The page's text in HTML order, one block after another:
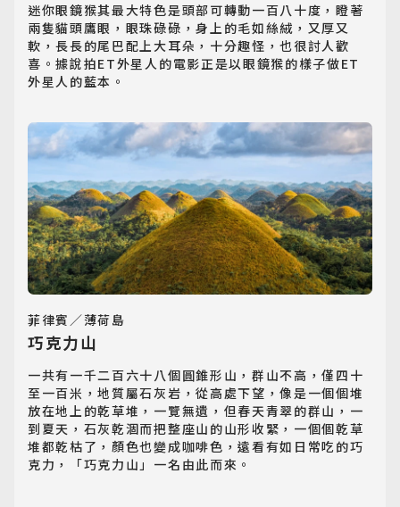
迷你眼鏡猴其最大特色是頭部可轉動一百八十度，瞪著
兩隻貓頭鷹眼，眼珠碌碌，身上的毛如絲絨，又厚又
軟，長長的尾巴配上大耳朵，十分趣怪，也很討人歡
喜。據說拍ET外星人的電影正是以眼鏡猴的樣子做ET
外星人的藍本。
菲律賓／薄荷島
巧克力山
一共有一千二百六十八個圓錐形山，群山不高，僅四十
至一百米，地質屬石灰岩，從高處下望，像是一個個堆
放在地上的乾草堆，一覽無遺，但春天青翠的群山，一
到夏天，石灰乾涸而把整座山的山形收緊，一個個乾草
堆都乾枯了，顏色也變成咖啡色，遠看有如日常吃的巧
克力，「巧克力山」一名由此而來。